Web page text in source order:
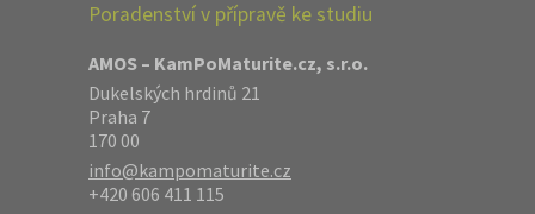
Poradenství v přípravě ke studiu
AMOS – KamPoMaturite.cz, s.r.o.
Dukelských hrdinů 21
Praha 7
170 00
info@kampomaturite.cz
+420 606 411 115